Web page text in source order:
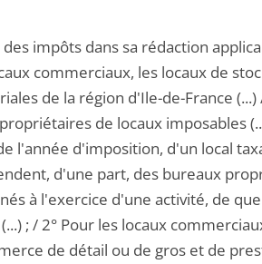
impôts dans sa rédaction
commerciaux, les locaux de
de la région d'Ile-de-France (...)
de locaux imposables
l'année d'imposition, d'un local
d'une part, des bureaux
à l'exercice d'une activité, de
; / 2° Pour les locaux
de détail ou de gros et de